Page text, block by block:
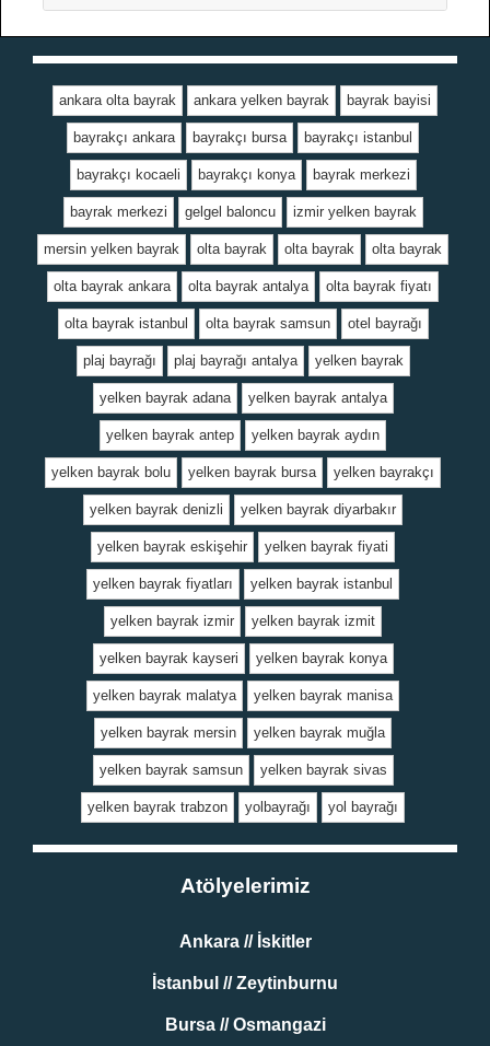
ankara olta bayrak ankara yelken bayrak bayrak bayisi
bayrakçı ankara bayrakçı bursa bayrakçı istanbul
bayrakçı kocaeli bayrakçı konya bayrak merkezi
bayrak merkezi gelgel baloncu izmir yelken bayrak
mersin yelken bayrak olta bayrak olta bayrak olta bayrak
olta bayrak ankara olta bayrak antalya olta bayrak fiyatı
olta bayrak istanbul olta bayrak samsun otel bayrağı
plaj bayrağı plaj bayrağı antalya yelken bayrak
yelken bayrak adana yelken bayrak antalya
yelken bayrak antep yelken bayrak aydın
yelken bayrak bolu yelken bayrak bursa yelken bayrakçı
yelken bayrak denizli yelken bayrak diyarbakır
yelken bayrak eskişehir yelken bayrak fiyati
yelken bayrak fiyatları yelken bayrak istanbul
yelken bayrak izmir yelken bayrak izmit
yelken bayrak kayseri yelken bayrak konya
yelken bayrak malatya yelken bayrak manisa
yelken bayrak mersin yelken bayrak muğla
yelken bayrak samsun yelken bayrak sivas
yelken bayrak trabzon yolbayrağı yol bayrağı
Atölyelerimiz
Ankara // İskitler
İstanbul // Zeytinburnu
Bursa // Osmangazi